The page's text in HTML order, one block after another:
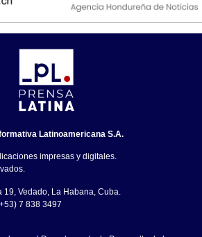
Latinoamericana S.A.
impresas y digitales.
Vedado, La Habana, Cuba.
7 838 3497